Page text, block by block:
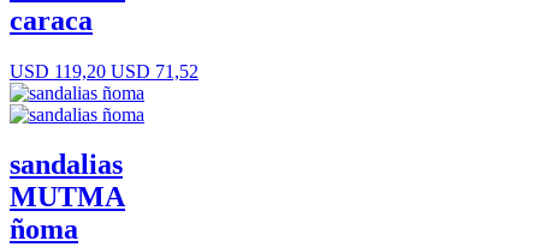
caraca
USD 119,20 USD 71,52
sandalias
MUTMA
ñoma